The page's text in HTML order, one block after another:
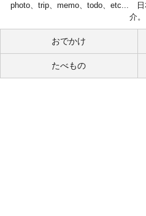
photo、trip、memo、todo、etc... 日
介。
おでかけ
たべもの